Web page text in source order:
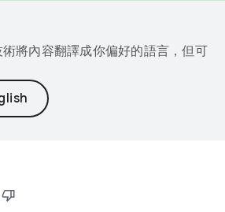
將內容翻譯成你偏好的語言，但可